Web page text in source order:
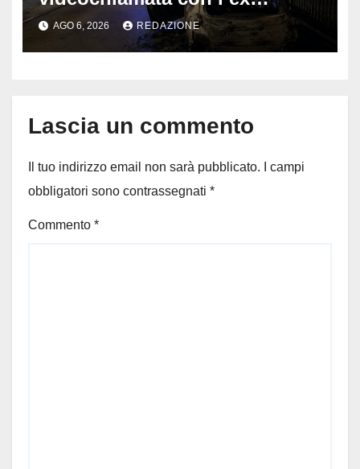
fidanzata e il dramma: 35enne
lotta tra la vita e la morte
AGO 6, 2026 REDAZIONE
Lascia un commento
Il tuo indirizzo email non sarà pubblicato.
I campi
obbligatori sono contrassegnati *
Commento *